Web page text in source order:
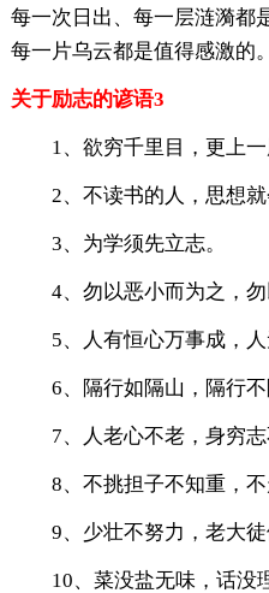
每一次日出、每一层涟漪都
每一片乌云都是值得感激的。
关于励志的谚语3
1、欲穷千里目，更上一
2、不读书的人，思想就
3、为学须先立志。
4、勿以恶小而为之，
5、人有恒心万事成，人
6、隔行如隔山，隔行不
7、人老心不老，身穷志
8、不挑担子不知重，不
9、少壮不努力，老大徒
10、菜没盐无味，话没